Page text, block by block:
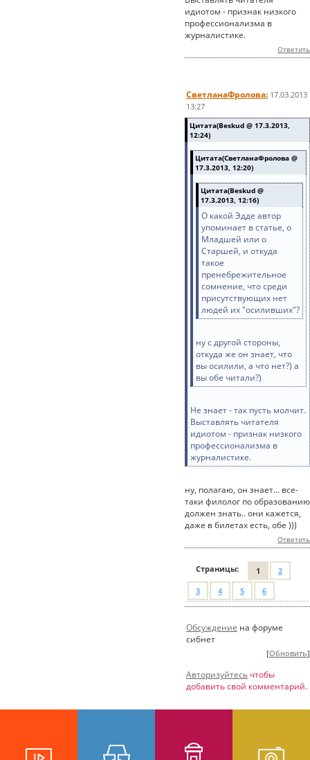
идиотом - признак низкого
профессионализма в
журналистике.
Ответить
СветланаФролова: 17.03.2013
13:27
Цитата(Beskud @ 17.3.2013,
12:24)
Цитата(СветланаФролова @
17.3.2013, 12:20)
Цитата(Beskud @
17.3.2013, 12:16)
О какой Эдде автор
упоминает в статье, о
Младшей или о
Старшей, и откуда
такое
пренебрежительное
сомнение, что среди
присутствующих нет
людей их "осиливших"?
ну с другой стороны,
откуда же он знает, что
вы осилили, а что нет?) а
вы обе читали?)
Не знает - так пусть молчит.
Выставлять читателя
идиотом - признак низкого
профессионализма в
журналистике.
ну, полагаю, он знает... все-
таки филолог по образованию
должен знать.. они кажется,
даже в билетах есть, обе )))
Ответить
Страницы: 1
2
3
4 5 6
Обсуждение на форуме
сибнет
[Обновить]
Авторизуйтесь чтобы
добавить свой комментарий.